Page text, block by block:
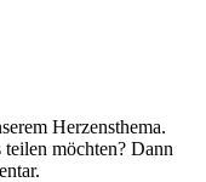
Herzensthema.
möchten? Dann